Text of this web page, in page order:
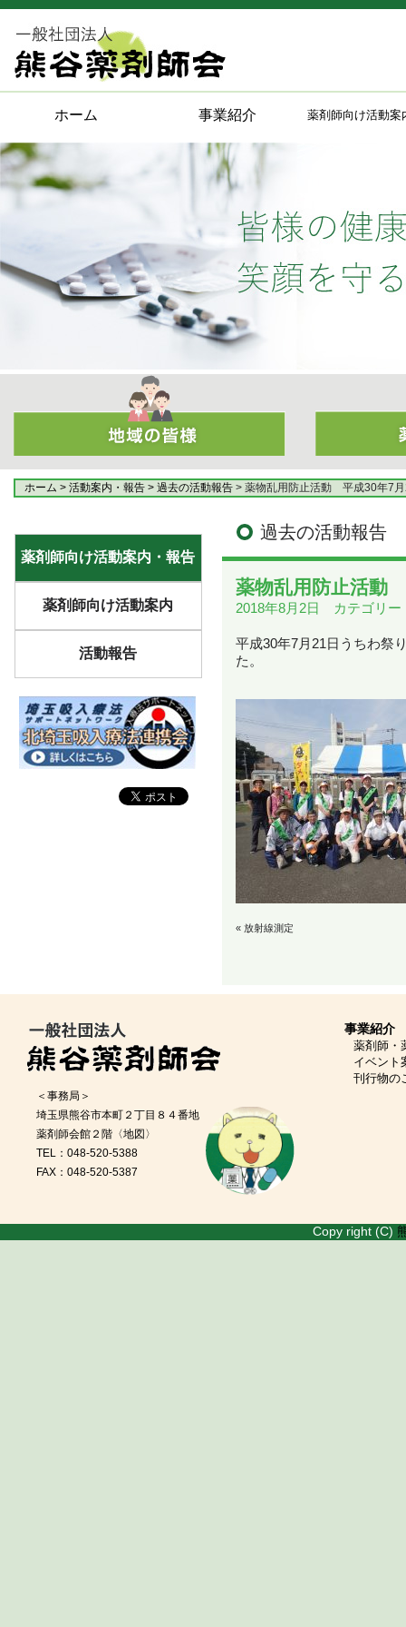
ホーム 事業紹介 薬剤師向け活動案
ホーム > 活動案内・報告 > 過去の活動報告 > 薬物乱用防止活動 平成30年7
過去の活動報告
薬物乱用防止活動
2018年8月2日 カテゴリー
平成30年7月21日うちわ祭
た。
« 放射線測定
薬剤師向け活動案内・報告
薬剤師向け活動案内
活動報告
＜事務局＞
埼玉県熊谷市本町２丁目８４番地
薬剤師会館２階 〈地図〉
TEL：048-520-5388
FAX：048-520-5387
事業紹介
薬剤師・
イベント
刊行物の
Copy right (C)